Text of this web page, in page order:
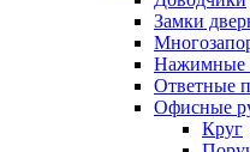
Замки
Нажимные
Ответные
Офисные
Круг